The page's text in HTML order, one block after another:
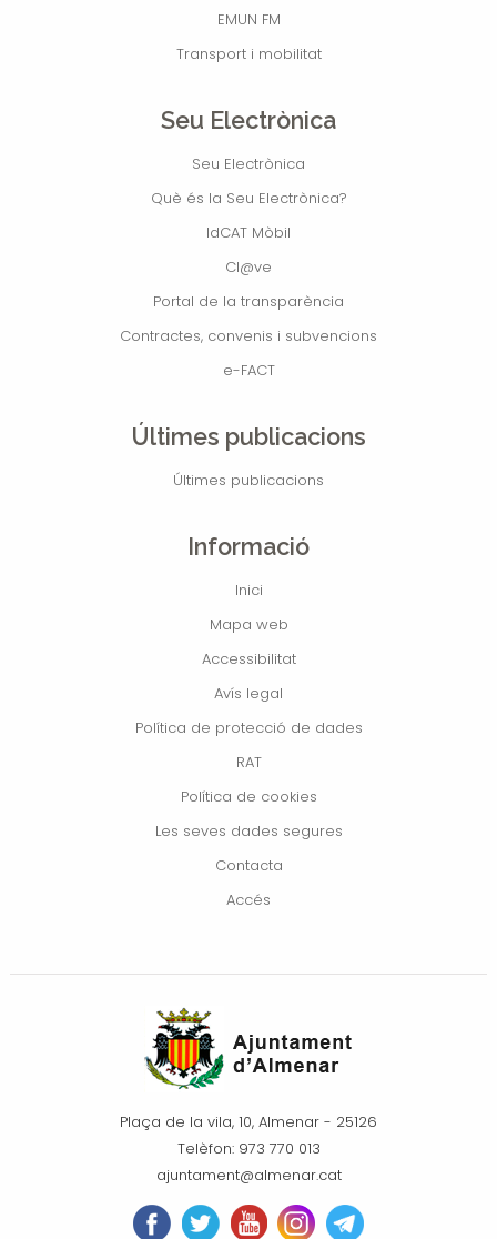
EMUN FM
Transport i mobilitat
Seu Electrònica
Seu Electrònica
Què és la Seu Electrònica?
IdCAT Mòbil
Cl@ve
Portal de la transparència
Contractes, convenis i subvencions
e-FACT
Últimes publicacions
Últimes publicacions
Informació
Inici
Mapa web
Accessibilitat
Avís legal
Política de protecció de dades
RAT
Política de cookies
Les seves dades segures
Contacta
Accés
Plaça de la vila, 10, Almenar - 25126
Telèfon: 973 770 013
ajuntament@almenar.cat